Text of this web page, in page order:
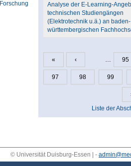
Forschung
Analyse der E-Learning-
technischen Studiengängen
(Elektrotechnik u.ä.) an baden-
württembergischen
Seiten
« ‹ … 95
97 98 99
Liste der
© Universität Duisburg-Essen | -